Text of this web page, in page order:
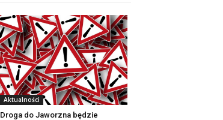
Aktualności
Droga do Jaworzna będzie